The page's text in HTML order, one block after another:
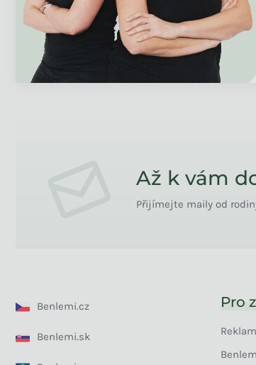
Až k vám
Přijímejte maily od
Benlemi.cz
Benlemi.sk
Pro